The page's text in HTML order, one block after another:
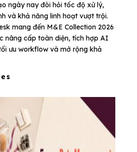
ngày nay đòi hỏi tốc độ xử lý,
và khả năng linh hoạt vượt trội.
mang đến M&E Collection 2026
nâng cấp toàn diện, tích hợp AI
ưu workflow và mở rộng khả